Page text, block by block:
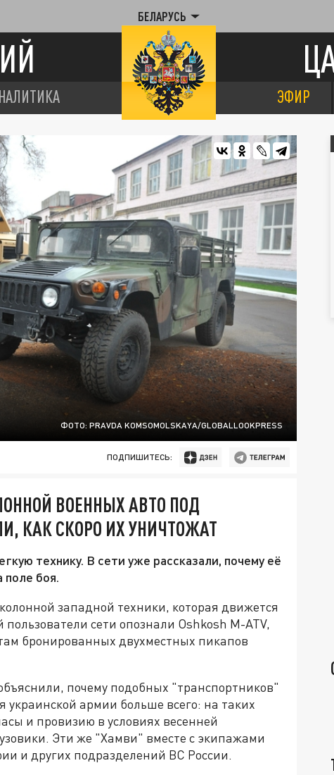
БЕЛАРУСЬ
ЭФИР
ФОТО: PRAVDA KOMSOMOLSKAYA/GLOBALLOOKPRESS
ПОДПИШИТЕСЬ:
ВОЕННЫХ АВТО ПОД
КАК СКОРО ИХ УНИЧТОЖАТ
технику. В сети уже рассказали, почему её
поле боя.
западной техники, которая движется
сети опознали Oshkosh M-ATV,
бронированных двухместных пикапов
почему подобных "транспортников"
украинской армии больше всего: на таких
и провизию в условиях весенней
Эти же "Хамви" вместе с экипажами
и других подразделений ВС России.